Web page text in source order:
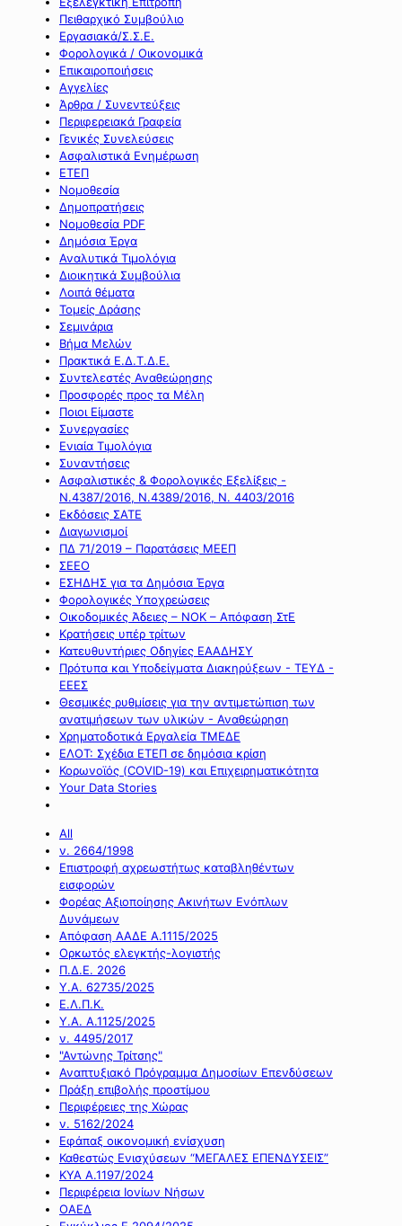
Πειθαρχικό Συμβούλιο
Εργασιακά/Σ.Σ.Ε.
Φορολογικά / Οικονομικά
Επικαιροποιήσεις
Αγγελίες
Άρθρα / Συνεντεύξεις
Περιφερειακά Γραφεία
Γενικές Συνελεύσεις
Ασφαλιστικά Ενημέρωση
ΕΤΕΠ
Νομοθεσία
Δημοπρατήσεις
Νομοθεσία PDF
Δημόσια Έργα
Αναλυτικά Τιμολόγια
Διοικητικά Συμβούλια
Λοιπά θέματα
Τομείς Δράσης
Σεμινάρια
Βήμα Μελών
Πρακτικά Ε.Δ.Τ.Δ.Ε.
Συντελεστές Αναθεώρησης
Προσφορές προς τα Μέλη
Ποιοι Είμαστε
Συνεργασίες
Ενιαία Τιμολόγια
Συναντήσεις
Ασφαλιστικές & Φορολογικές Εξελίξεις -
Ν.4387/2016, Ν.4389/2016, Ν. 4403/2016
Εκδόσεις ΣΑΤΕ
Διαγωνισμοί
ΠΔ 71/2019 – Παρατάσεις ΜΕΕΠ
ΣΕΕΟ
ΕΣΗΔΗΣ για τα Δημόσια Έργα
Φορολογικές Υποχρεώσεις
Οικοδομικές Άδειες – ΝΟΚ – Απόφαση ΣτΕ
Κρατήσεις υπέρ τρίτων
Κατευθυντήριες Οδηγίες ΕΑΑΔΗΣΥ
Πρότυπα και Υποδείγματα Διακηρύξεων - ΤΕΥΔ -
ΕΕΕΣ
Θεσμικές ρυθμίσεις για την αντιμετώπιση των
ανατιμήσεων των υλικών - Αναθεώρηση
Χρηματοδοτικά Εργαλεία ΤΜΕΔΕ
ΕΛΟΤ: Σχέδια ΕΤΕΠ σε δημόσια κρίση
Κορωνοϊός (COVID-19) και Επιχειρηματικότητα
Your Data Stories
All
ν. 2664/1998
Επιστροφή αχρεωστήτως καταβληθέντων
εισφορών
Φορέας Αξιοποίησης Ακινήτων Ενόπλων
Δυνάμεων
Απόφαση ΑΑΔΕ Α.1115/2025
Ορκωτός ελεγκτής-λογιστής
Π.Δ.Ε. 2026
Υ.Α. 62735/2025
Ε.Λ.Π.Κ.
Υ.Α. Α.1125/2025
ν. 4495/2017
"Αντώνης Τρίτσης"
Αναπτυξιακό Πρόγραμμα Δημοσίων Επενδύσεων
Πράξη επιβολής προστίμου
Περιφέρειες της Χώρας
ν. 5162/2024
Εφάπαξ οικονομική ενίσχυση
Καθεστώς Ενισχύσεων “ΜΕΓΑΛΕΣ ΕΠΕΝΔΥΣΕΙΣ”
ΚΥΑ Α.1197/2024
Περιφέρεια Ιονίων Νήσων
ΟΑΕΔ